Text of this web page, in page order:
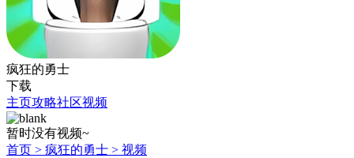
疯狂的勇士
下载
主页攻略社区视频
暂时没有视频~
首页 > 疯狂的勇士 > 视频